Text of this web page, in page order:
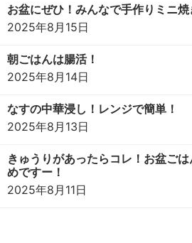
お盆にぜひ！みんなで手作りミニ焼
2025年8月15日
朝ごはんは腸活！
2025年8月14日
なすの中華浸し！レンジで簡単！
2025年8月13日
きゅうりがあったらコレ！お盆ご
めですー！
2025年8月11日